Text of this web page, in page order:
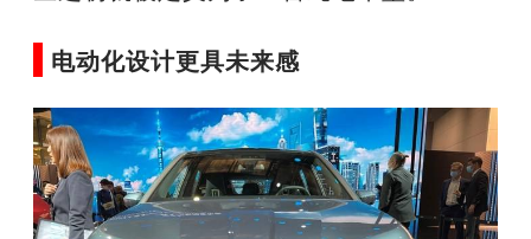
电动化设计更具未来感